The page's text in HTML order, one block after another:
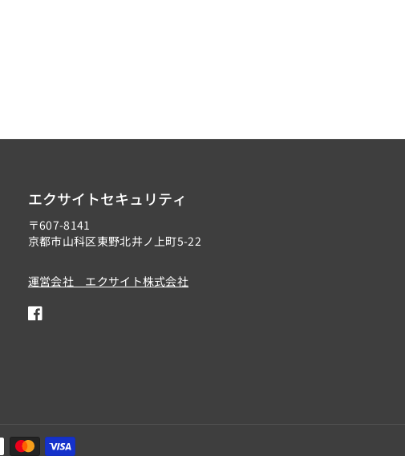
エクサイトセキュリティ
〒607-8141
京都市山科区東野北井ノ上町5-22
運営会社 エクサイト株式会社
F
o